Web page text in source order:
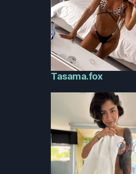
Tasama.fox